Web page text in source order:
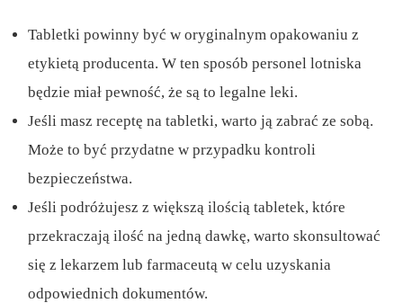
Tabletki powinny być w oryginalnym opakowaniu z
etykietą producenta. W ten sposób personel lotniska
będzie miał pewność, że są to legalne leki.
Jeśli masz receptę na tabletki, warto ją zabrać ze sobą.
Może to być przydatne w przypadku kontroli
bezpieczeństwa.
Jeśli podróżujesz z większą ilością tabletek, które
przekraczają ilość na jedną dawkę, warto skonsultować
się z lekarzem lub farmaceutą w celu uzyskania
odpowiednich dokumentów.